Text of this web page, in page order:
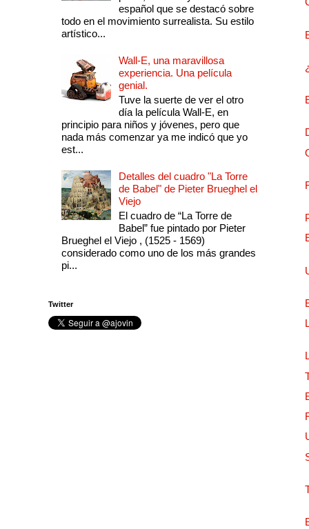
español que se destacó sobre
todo en el movimiento surrealista. Su estilo
artístico...
Wall-E, una maravillosa
experiencia. Una película
genial.
Tuve la suerte de ver el otro
día la película Wall-E, en
principio para niños y jóvenes, pero que
nada más comenzar ya me indicó que yo
est...
Detalles del cuadro "La Torre
de Babel" de Pieter Brueghel el
Viejo
El cuadro de “La Torre de
Babel” fue pintado por Pieter
Brueghel el Viejo , (1525 - 1569)
considerado como uno de los más grandes
pi...
Twitter